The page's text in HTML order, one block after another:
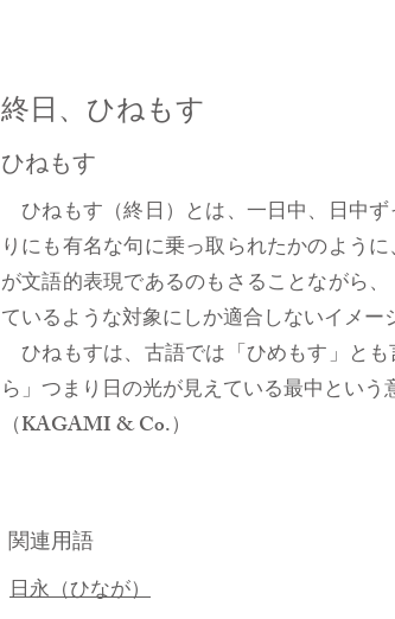
終日、ひねもす
ひねもす
ひねもす（終日）とは、一日中、日中
りにも有名な句に乗っ取られたかのよう
が文語的表現であるのもさることながら
ているような対象にしか適合しないイメ
ひねもすは、古語では「ひめもす」と
ら」つまり日の光が見えている最中という
（KAGAMI & Co.）
関連用語
日永（ひなが）